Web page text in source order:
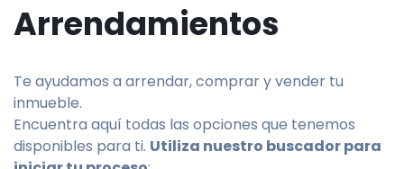
Arrendamientos
Te ayudamos a arrendar, comprar y vender tu
inmueble.
Encuentra aquí todas las opciones que tenemos
disponibles para ti. Utiliza nuestro buscador para